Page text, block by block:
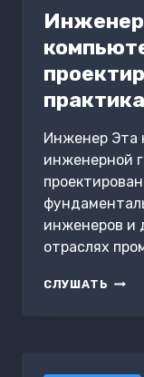
практика
Инженер Эта
инженерной
инженеров и
отраслях
СЛУШАТЬ